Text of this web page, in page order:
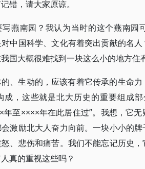
错，请大家原谅。
写燕南园？我认为当时的这个燕南园
中国科学、文化有着突出贡献的名
国大概很难找到一块这么小的地方住
、生动的，应该有着它传承的生命
成，这些就是北大历史的重要组成
年至××××年在此居住过”。我想，它
激励北大人奋力向前。一块小小的
、悲伤和痛苦。我们不能忘记历史
真的重视这些吗？